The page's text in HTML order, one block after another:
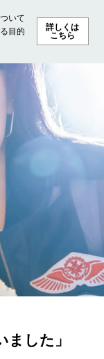
いて
目的
詳しくは
こちら
ッション ビューテ
ました」